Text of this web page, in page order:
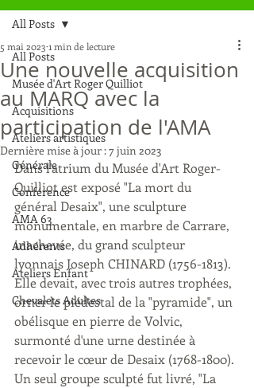
All Posts
Musée d'Art Roger Quilliot
Acquisitions
Ateliers artistiques
Générale
Conférence
AMA 63
Adhérents
Ateliers Enfant
Chevalets Adultes
All Posts
Une nouvelle acquisition
au MARQ avec la
participation de l'AMA
5 mai 2023 1 min de lecture
Dernière mise à jour :7 juin 2023
Dans l'atrium du Musée d'Art Roger-
Quilliot est exposé "La mort du
général Desaix", une sculpture
monumentale, en marbre de Carrare,
inachevée, du grand sculpteur
lyonnais Joseph CHINARD (1756-1813).
Elle devait, avec trois autres trophées,
orner le piédestal de la "pyramide", un
obélisque en pierre de Volvic,
surmonté d'une urne destinée à
recevoir le cœur de Desaix (1768-1800).
Un seul groupe sculpté fut livré, "La